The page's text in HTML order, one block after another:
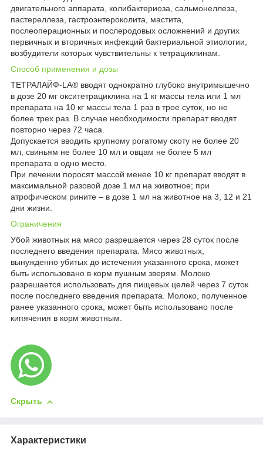
двигательного аппарата, колибактериоза, сальмонеллеза,
пастереллеза, гастроэнтероколита, мастита,
послеоперационных и послеродовых осложнений и других
первичных и вторичных инфекций бактериальной этиологии,
возбудители которых чувствительны к тетрациклинам.
Способ применения и дозы
ТЕТРАЛАЙФ-LA® вводят однократно глубоко внутримышечно
в дозе 20 мг окситетрациклина на 1 кг массы тела или 1 мл
препарата на 10 кг массы тела 1 раз в трое суток, но не
более трех раз. В случае необходимости препарат вводят
повторно через 72 часа.
Допускается вводить крупному рогатому скоту не более 20
мл, свиньям не более 10 мл и овцам не более 5 мл
препарата в одно место.
При лечении поросят массой менее 10 кг препарат вводят в
максимальной разовой дозе 1 мл на животное; при
атрофическом рините – в дозе 1 мл на животное на 3, 12 и 21
дни жизни.
Ограничения
Убой животных на мясо разрешается через 28 суток после
последнего введения препарата. Мясо животных,
вынужденно убитых до истечения указанного срока, может
быть использовано в корм пушным зверям. Молоко
разрешается использовать для пищевых целей через 7 суток
после последнего введения препарата. Молоко, полученное
ранее указанного срока, может быть использовано после
кипячения в корм животным.
Скрыть
Характеристики